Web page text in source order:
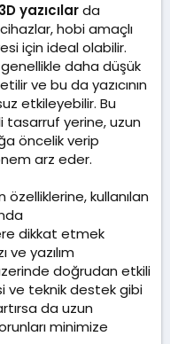
3D yazıcılarda
hobi amaçlı
için ideal olabilir.
daha düşük
ve bu da yazıcının
etkileyebilir. Bu
tasarruf yerine, uzun
öncelik verip
arz eder.
özelliklerine, kullanılan
dikkat etmek
ve yazılım
doğrudan etkili
ve teknik destek gibi
da uzun
minimize